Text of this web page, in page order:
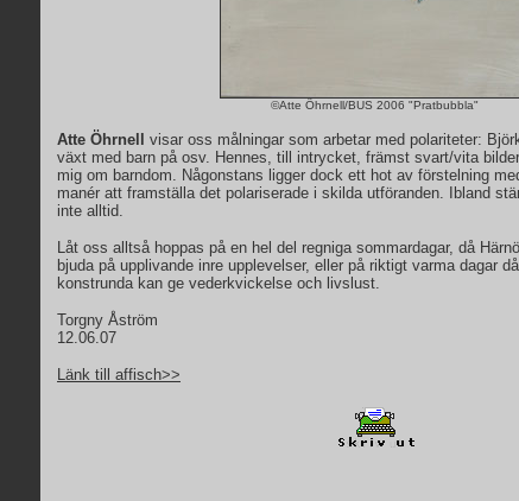
©Atte Öhrnell/BUS 2006 "Pratbubbla"
Atte Öhrnell
visar oss målningar som arbetar med polariteter:
växt med barn på osv. Hennes, till intrycket, främst svart/vita
mig om barndom. Någonstans ligger dock ett hot av förstelning
manér att framställa det polariserade i skilda utföranden. Ibland
inte alltid.
Låt oss alltså hoppas på en hel del regniga sommardagar, då
bjuda på upplivande inre upplevelser, eller på riktigt varma dagar
konstrunda kan ge vederkvickelse och livslust.
Torgny Åström
12.06.07
Länk till affisch>>